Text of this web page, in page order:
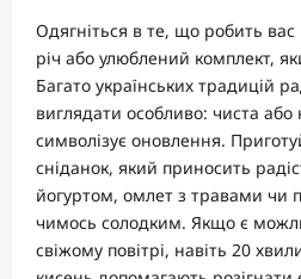
Одягніться в те, що робить
річ або улюблений комплект,
Багато українських традицій
виглядати особливо: чиста або
символізує оновлення.
сніданок, який приносить
йогуртом, омлет з травами чи
чимось солодким. Якщо є
свіжому повітрі, навіть 20